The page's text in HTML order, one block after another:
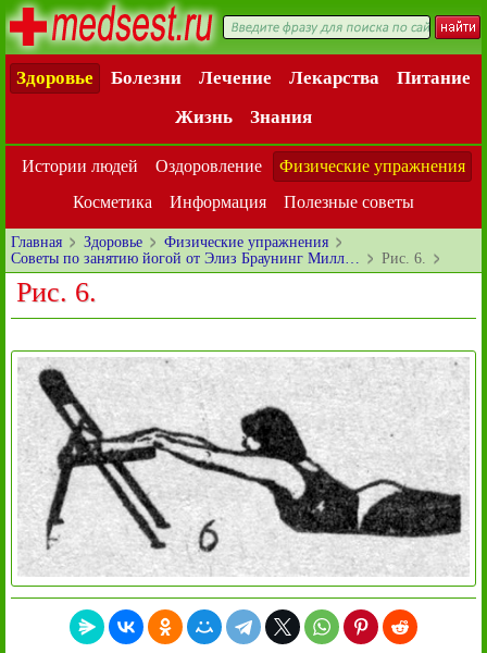
Здоровье Болезни Лечение Лекарства
Питание
Жизнь
Знания
Истории людей Оздоровление
Физические упражнения
Косметика
Информация Полезные советы
Главная Здоровье
Физические упражнения
Советы по занятию йогой от Элиз Браунинг Милл…
Рис. 6.
Рис. 6.